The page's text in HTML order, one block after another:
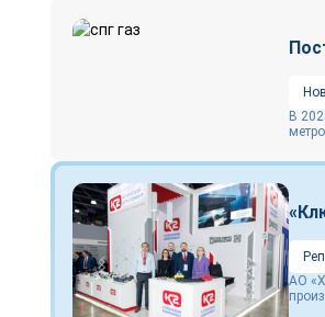
В
АО